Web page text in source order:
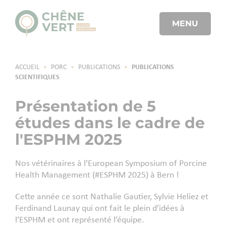
MENU
ACCUEIL • PORC • PUBLICATIONS •
PUBLICATIONS
SCIENTIFIQUES
Présentation de 5
études dans le cadre de
l'ESPHM 2025
Nos vétérinaires à l’European Symposium of Porcine
Health Management (#ESPHM 2025) à Bern !
Cette année ce sont Nathalie Gautier, Sylvie Heliez et
Ferdinand Launay qui ont fait le plein d’idées à
l’ESPHM et ont représenté l’équipe.